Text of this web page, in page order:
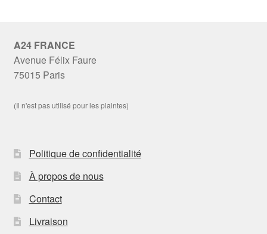
A24 FRANCE
Avenue Félix Faure
75015 Paris
(Il n'est pas utilisé pour les plaintes)
Politique de confidentialité
À propos de nous
Contact
Livraison